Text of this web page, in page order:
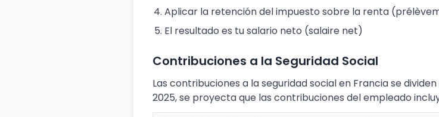
Aplicar la retención del impuesto sobre la renta
El resultado es tu salario neto (salaire net)
Contribuciones a la Seguridad Social
Las contribuciones a la seguridad social en Francia se
2025, se proyecta que las contribuciones del empleado